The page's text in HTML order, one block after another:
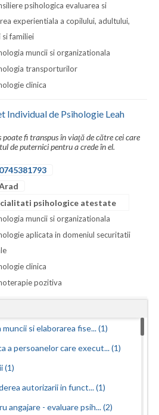
psihologica evaluarea si
experientiala a copilului, adultului,
si familiei
muncii si organizationala
transporturilor
clinica
Individual de Psihologie Leah
poate fi transpus în viaţă de către cei care
de puternici pentru a crede în el.
0745381793
psihologice atestate
muncii si organizationala
aplicata in domeniul securitatii
clinica
pozitiva
si elaborarea fise... (1)
a persoanelor care execut... (1)
(1)
autorizarii in funct... (1)
angajare - evaluare psih... (2)